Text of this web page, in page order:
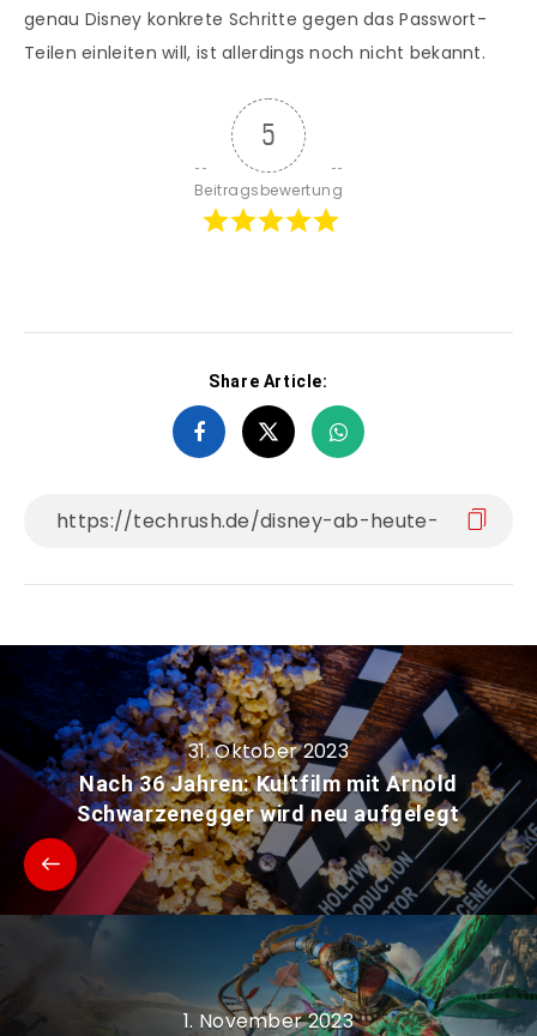
genau Disney konkrete Schritte gegen das Passwort-
Teilen einleiten will, ist allerdings noch nicht bekannt.
5
Beitragsbewertung
Share Article:
31. Oktober 2023
Nach 36 Jahren: Kultfilm mit Arnold
Schwarzenegger wird neu aufgelegt
1. November 2023